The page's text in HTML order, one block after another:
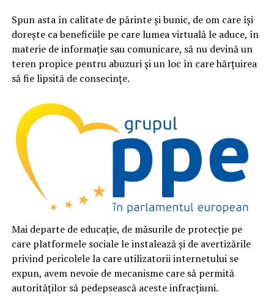
Spun asta în calitate de părinte și bunic, de om care își
dorește ca beneficiile pe care lumea virtuală le aduce, în
materie de informație sau comunicare, să nu devină un
teren propice pentru abuzuri și un loc în care hărțuirea
să fie lipsită de consecințe.
Mai departe de educație, de măsurile de protecție pe
care platformele sociale le instalează și de avertizările
privind pericolele la care utilizatorii internetului se
expun, avem nevoie de mecanisme care să permită
autorităților să pedepsească aceste infracțiuni.